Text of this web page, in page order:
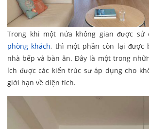
Trong khi một nửa không gian được
phòng khách, thì một phần còn lại được
nhà bếp và bàn ăn. Đây là một trong
ích được các kiến trúc sư áp dụng cho
giới hạn về diện tích.